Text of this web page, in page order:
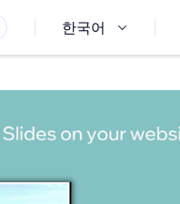
한국어